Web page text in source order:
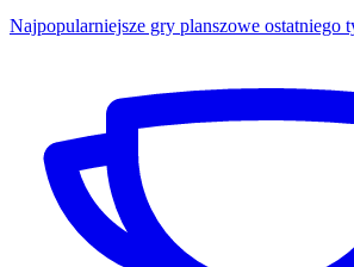
Najpopularniejsze gry planszowe ostatniego